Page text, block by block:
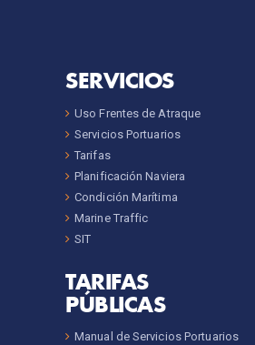
SERVICIOS
Uso Frentes de Atraque
Servicios Portuarios
Tarifas
Planificación Naviera
Condición Marítima
Marine Traffic
SIT
TARIFAS
PÚBLICAS
Manual de Servicios Portuarios